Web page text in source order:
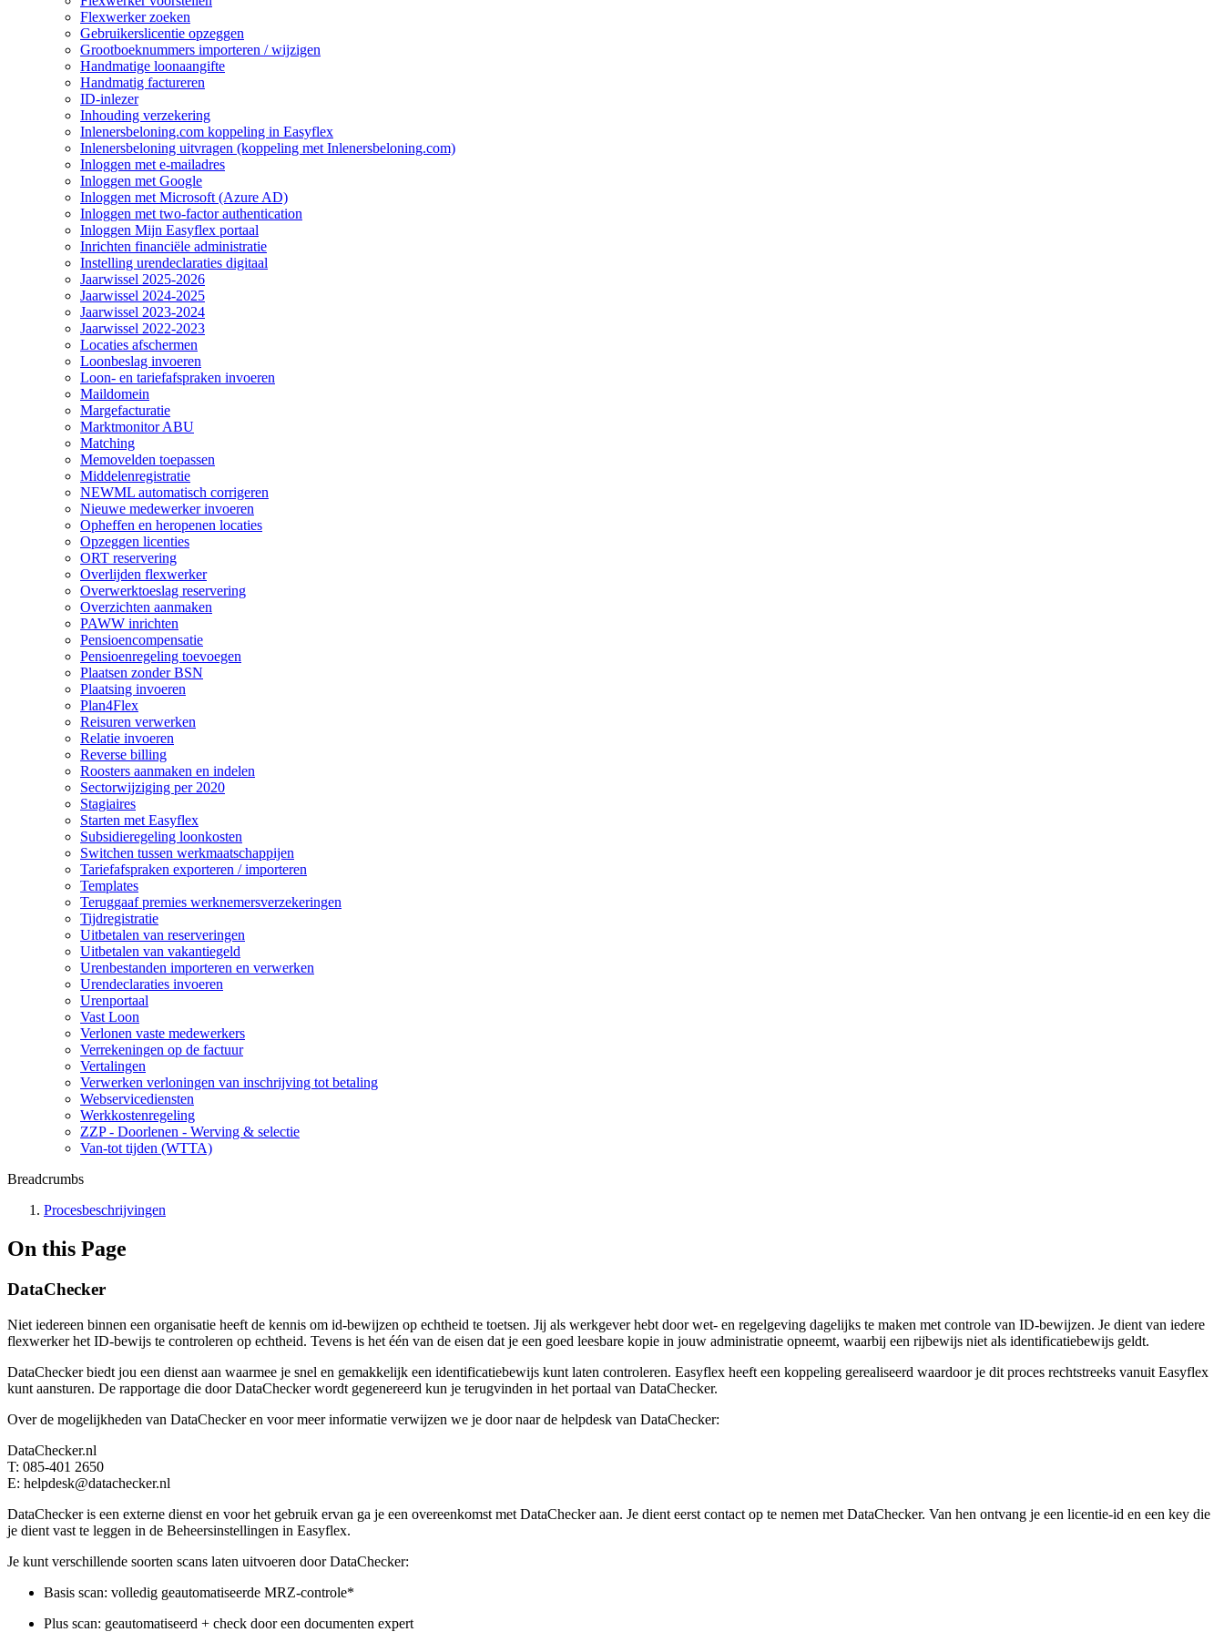
Flexwerker zoeken
Gebruikerslicentie opzeggen
Grootboeknummers importeren / wijzigen
Handmatige loonaangifte
Handmatig factureren
ID-inlezer
Inhouding verzekering
Inlenersbeloning.com koppeling in Easyflex
Inlenersbeloning uitvragen (koppeling met Inlenersbeloning.com)
Inloggen met e-mailadres
Inloggen met Google
Inloggen met Microsoft (Azure AD)
Inloggen met two-factor authentication
Inloggen Mijn Easyflex portaal
Inrichten financiële administratie
Instelling urendeclaraties digitaal
Jaarwissel 2025-2026
Jaarwissel 2024-2025
Jaarwissel 2023-2024
Jaarwissel 2022-2023
Locaties afschermen
Loonbeslag invoeren
Loon- en tariefafspraken invoeren
Maildomein
Margefacturatie
Marktmonitor ABU
Matching
Memovelden toepassen
Middelenregistratie
NEWML automatisch corrigeren
Nieuwe medewerker invoeren
Opheffen en heropenen locaties
Opzeggen licenties
ORT reservering
Overlijden flexwerker
Overwerktoeslag reservering
Overzichten aanmaken
PAWW inrichten
Pensioencompensatie
Pensioenregeling toevoegen
Plaatsen zonder BSN
Plaatsing invoeren
Plan4Flex
Reisuren verwerken
Relatie invoeren
Reverse billing
Roosters aanmaken en indelen
Sectorwijziging per 2020
Stagiaires
Starten met Easyflex
Subsidieregeling loonkosten
Switchen tussen werkmaatschappijen
Tariefafspraken exporteren / importeren
Templates
Teruggaaf premies werknemersverzekeringen
Tijdregistratie
Uitbetalen van reserveringen
Uitbetalen van vakantiegeld
Urenbestanden importeren en verwerken
Urendeclaraties invoeren
Urenportaal
Vast Loon
Verlonen vaste medewerkers
Verrekeningen op de factuur
Vertalingen
Verwerken verloningen van inschrijving tot betaling
Webservicediensten
Werkkostenregeling
ZZP - Doorlenen - Werving & selectie
Van-tot tijden (WTTA)
Breadcrumbs
Procesbeschrijvingen
On this Page
DataChecker
Niet iedereen binnen een organisatie heeft de kennis om id-bewijzen op echtheid te toetsen. Jij als werkgever hebt door wet- en regelgeving dagelijks te maken met controle van ID-bewijzen. Je dient van iedere
flexwerker het ID-bewijs te controleren op echtheid. Tevens is het één van de eisen dat je een goed leesbare kopie in jouw administratie opneemt, waarbij een rijbewijs niet als identificatiebewijs geldt.
DataChecker biedt jou een dienst aan waarmee je snel en gemakkelijk een identificatiebewijs kunt laten controleren. Easyflex heeft een koppeling gerealiseerd waardoor je dit proces rechtstreeks vanuit Easyflex
kunt aansturen. De rapportage die door DataChecker wordt gegenereerd kun je terugvinden in het portaal van DataChecker.
Over de mogelijkheden van DataChecker en voor meer informatie verwijzen we je door naar de helpdesk van DataChecker:
DataChecker.nl
T: 085-401 2650
E: helpdesk@datachecker.nl
DataChecker is een externe dienst en voor het gebruik ervan ga je een overeenkomst met DataChecker aan. Je dient eerst contact op te nemen met DataChecker. Van hen ontvang je een licentie-id en een key die
je dient vast te leggen in de Beheersinstellingen in Easyflex.
Je kunt verschillende soorten scans laten uitvoeren door DataChecker:
Basis scan: volledig geautomatiseerde MRZ-controle*
Plus scan: geautomatiseerd + check door een documenten expert